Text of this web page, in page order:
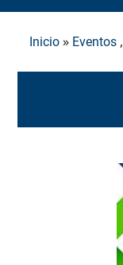
Inicio » Eventos ,